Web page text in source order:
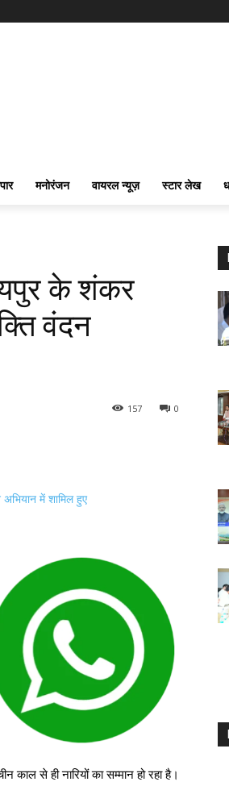
मनोरंजन वायरल न्यूज़ स्टार लेख
के शंकर
वंदन
0
157
काल से ही नारियों का सम्मान हो रहा है।